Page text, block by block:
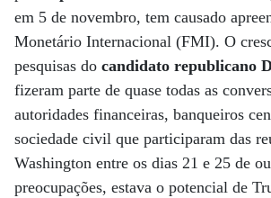
em 5 de novembro, tem causado
Monetário Internacional (FMI). O
pesquisas do candidato republicano
fizeram parte de quase todas as
autoridades financeiras, banqueiros
sociedade civil que participaram das
Washington entre os dias 21 e 25 de
preocupações, estava o potencial de